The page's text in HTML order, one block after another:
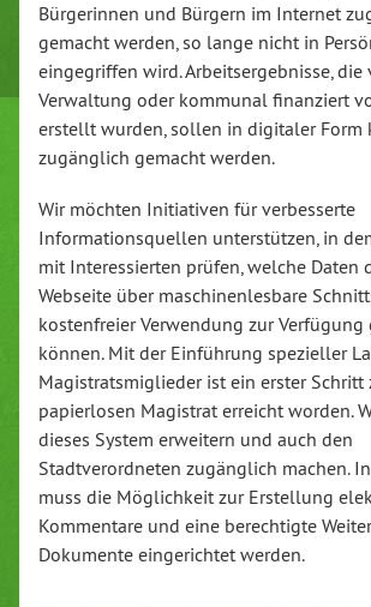
Bürgerinnen und Bürgern im Internet
gemacht werden, so lange nicht in
eingegriffen wird. Arbeitsergebnisse, die
Verwaltung oder kommunal finanziert
erstellt wurden, sollen in digitaler Form
zugänglich gemacht werden.
Wir möchten Initiativen für verbesserte
Informationsquellen unterstützen, in
mit Interessierten prüfen, welche Daten
Webseite über maschinenlesbare
kostenfreier Verwendung zur
können. Mit der Einführung spezieller
Magistratsmiglieder ist ein erster Schritt
papierlosen Magistrat erreicht worden.
dieses System erweitern und auch den
Stadtverordneten zugänglich machen.
muss die Möglichkeit zur Erstellung
Kommentare und eine berechtigte
Dokumente eingerichtet werden.